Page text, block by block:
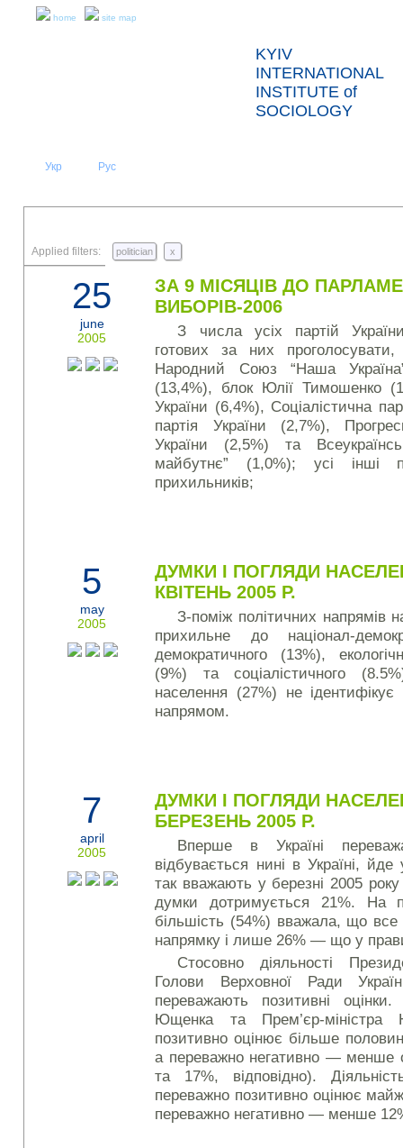
home site map
KYIV
INTERNATIONAL
INSTITUTE of
SOCIOLOGY
Укр Рус
Applied filters: politician x
25
june
2005
ЗА 9 МІСЯЦІВ ДО
ВИБОРІВ-2006
З числа усіх партій
готових за них
Народний Союз “Наша
(13,4%), блок Юлії Тимошенко
України (6,4%), Соціалістична
партія України (2,7%),
України (2,5%) та
майбутнє” (1,0%); усі інші
прихильників;
5
may
2005
ДУМКИ І ПОГЛЯДИ
КВІТЕНЬ 2005 Р.
З-поміж політичних напрямів
прихильне до націо­нал-­
демократичного (13%),
(9%) та соціалістичного
населення (27%) не
напрямом.
7
april
2005
ДУМКИ І ПОГЛЯДИ
БЕРЕЗЕНЬ 2005 Р.
Вперше в Україні
відбувається нині в Україні,
так вважають у березні 2005
думки дотримується 21%. На
більшість (54%) вважала, що
напрямку і лише 26% — що у
Стосовно діяльності
Голови Верховної Ради
переважають позитивні
Ющенка та Прем’єр-
позитивно оцінює більше
а переважно негативно — менше
та 17%, відповідно).
переважно позитивно оцінює
переважно негативно — менше